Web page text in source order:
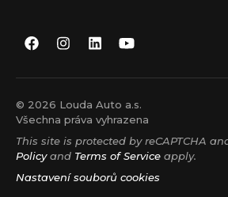
© 2026 Louda Auto a.s.
Všechna práva vyhrazena
This site is protected by reCAPTCHA
Policyand Terms of Service apply.
Nastavení souborů cookies